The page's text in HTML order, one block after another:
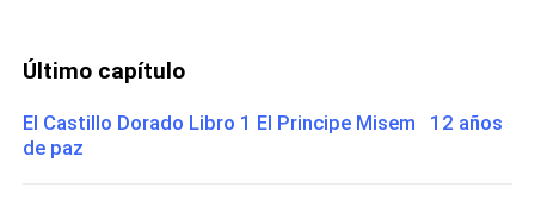
Último capítulo
El Castillo Dorado Libro 1 El Principe Misem 12 años
de paz